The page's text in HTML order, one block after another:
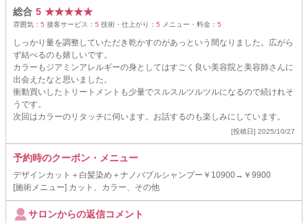
総合 5 ★★★★★
雰囲気： 5 接客サービス： 5 技術・仕上がり： 5 メニュー・料金： 5
しっかり量を調整していただき乾かすのがあっという間なりました。広がら
ず結べるのも嬉しいです。
カラーもジアミンアレルギーの身としてはすごく良い美容院と美容師さんに
出会えたなと思いました。
衝動買いしたトリートメントも少量でスルスルツルツルになるので続けれそ
うです。
次回はカラーのリタッチに伺います。お話するのも楽しみにしています。
[投稿日] 2025/10/27
予約時のクーポン・メニュー
デザインカット＋白髪染め＋ナノバブルシャンプー￥10900→￥9900
[施術メニュー] カット、カラー、その他
サロンからの返信コメント